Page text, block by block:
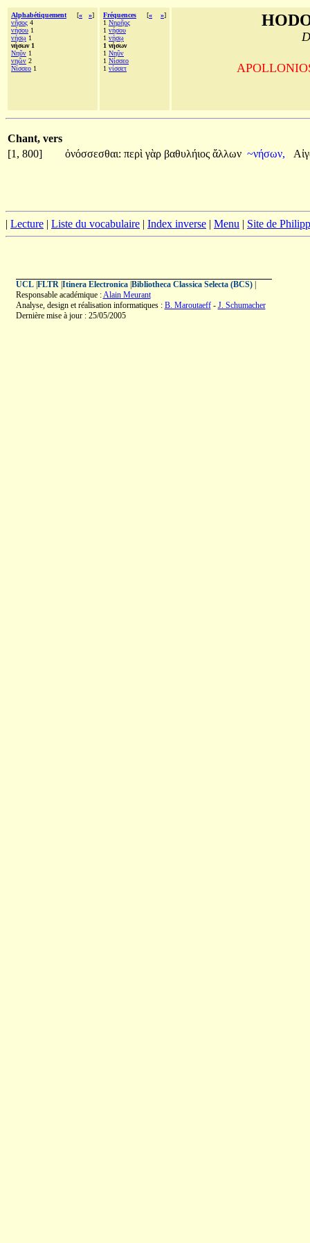
Alphabétiquement [« »]
νῆσος 4
νήσου 1
νήσῳ 1
νήσων 1
Νηῦν 1
νηῶν 2
Νίσσεο 1
Fréquences [« »]
1 Νηρῆος
1 νήσου
1 νήσῳ
1 νήσων
1 Νηῦν
1 Νίσσεο
1 νίσσετ
Chant, vers
[1, 800]
ὀνόσσεσθαι: περὶ γὰρ βαθυλήιος ἄλλων ~νήσων,
| Lecture | Liste du vocabulaire | Index inverse | Menu | Site de
UCL| FLTR| Itinera Electronica| Bibliotheca Classica Selecta (BCS)|
Responsable académique :Alain Meurant
Analyse, design et réalisation informatiques : B. Maroutaeff- J. Schumacher
Dernière mise à jour : 25/05/2005